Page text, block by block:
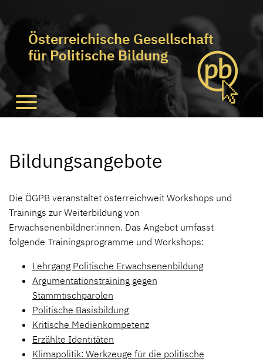
Österreichische Gesellschaft
für Politische Bildung
Bildungsangebote
Die ÖGPB veranstaltet österreichweit Workshops und
Trainings zur Weiterbildung von
Erwachsenenbildner:innen. Das Angebot umfasst
folgende Trainingsprogramme und Workshops:
Lehrgang Politische Erwachsenenbildung
Argumentationstraining gegen
Stammtischparolen
Politische Basisbildung
Kritische Medienkompetenz
Erzählte Identitäten
Klimapolitik: Werkzeuge für die politische